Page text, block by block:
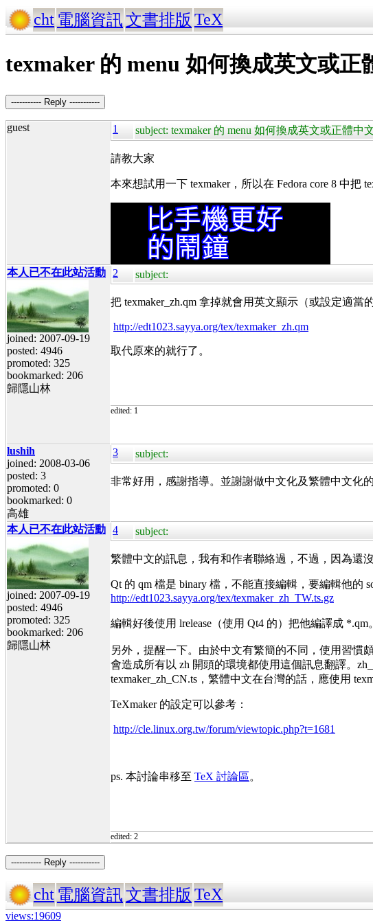
cht 電腦資訊文書排版 TeX
texmaker 的 menu 如何換成英文或正
----------- Reply -----------
guest 1 subject: texmaker 的 menu 如何換成英文或正體中
請教大家
本來想試用一下 texmaker，所以在 Fedora core 8 中
本人已不在此站活動
joined: 2007-09-19
posted: 4946
promoted: 325
bookmarked: 206
歸隱山林
2 subject:
把 texmaker_zh.qm 拿掉就會用英文顯示（或設定適當
http://edt1023.sayya.org/tex/texmaker_zh.qm
取代原來的就行了。
edited: 1
lushih
joined: 2008-03-06
posted: 3
promoted: 0
bookmarked: 0
高雄
3 subject:
非常好用，感謝指導。並謝謝做中文化及繁體中文化的
本人已不在此站活動
joined: 2007-09-19
posted: 4946
promoted: 325
bookmarked: 206
歸隱山林
4 subject:
繁體中文的訊息，我有和作者聯絡過，不過，因為還
Qt 的 qm 檔是 binary 檔，不能直接編輯，要編輯他的
http://edt1023.sayya.org/tex/texmaker_zh_TW.ts.gz
編輯好後使用 lrelease（使用 Qt4 的）把他編譯成 *.qm。
另外，提醒一下。由於中文有繁簡的不同，使用習慣
會造成所有以 zh 開頭的環境都使用這個訊息翻譯。
texmaker_zh_CN.ts，繁體中文在台灣的話，應使用
TeXmaker 的設定可以參考：
http://cle.linux.org.tw/forum/viewtopic.php?t=1681
ps. 本討論串移至 TeX 討論區。
edited: 2
----------- Reply -----------
cht 電腦資訊文書排版 TeX
views:19609